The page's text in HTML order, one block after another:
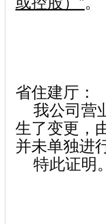
省住建厅：
我公司营
生了变更，
并未单独进
特此证明。